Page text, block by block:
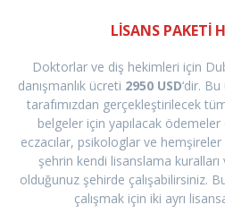
LİSANS PAKETİ
Doktorlar ve diş hekimleri için
danışmanlık ücreti 2950 USD‘dir.
tarafımızdan gerçekleştirilecek
belgeler için yapılacak
eczacılar, psikologlar ve
şehrin kendi lisanslama kuralları
olduğunuz şehirde çalışabilirsiniz.
çalışmak için iki ayrı